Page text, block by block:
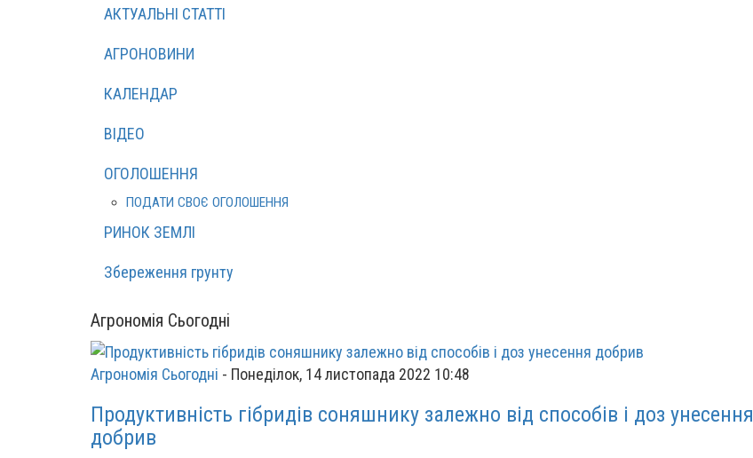
АКТУАЛЬНІ СТАТТІ
АГРОНОВИНИ
КАЛЕНДАР
ВІДЕО
ОГОЛОШЕННЯ
ПОДАТИ СВОЄ ОГОЛОШЕННЯ
РИНОК ЗЕМЛІ
Збереження грунту
Агрономія Сьогодні
Агрономія Сьогодні - Понеділок, 14 листопада 2022 10:48
Продуктивність гібридів соняшнику залежно від способів і доз унесення
добрив